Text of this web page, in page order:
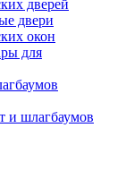
дверей
двери
окон
для
и шлагбаумов